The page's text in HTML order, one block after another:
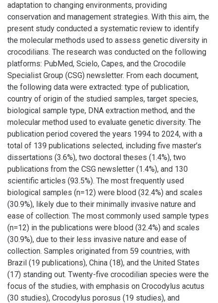
adaptation to changing environments, providing
conservation and management strategies. With this aim, the
present study conducted a systematic review to identify
the molecular methods used to assess genetic diversity in
crocodilians. The research was conducted on the following
platforms: PubMed, Scielo, Capes, and the Crocodile
Specialist Group (CSG) newsletter. From each document,
the following data were extracted: type of publication,
country of origin of the studied samples, target species,
biological sample type, DNA extraction method, and the
molecular method used to evaluate genetic diversity. The
publication period covered the years 1994 to 2024, with a
total of 139 publications selected, including five master’s
dissertations (3.6%), two doctoral theses (1.4%), two
publications from the CSG newsletter (1.4%), and 130
scientific articles (93.5%). The most frequently used
biological samples (n=12) were blood (32.4%) and scales
(30.9%), likely due to their minimally invasive nature and
ease of collection. The most commonly used sample types
(n=12) in the publications were blood (32.4%) and scales
(30.9%), due to their less invasive nature and ease of
collection. Samples originated from 59 countries, with
Brazil (19 publications), China (18), and the United States
(17) standing out. Twenty-five crocodilian species were the
focus of the studies, with emphasis on Crocodylus acutus
(30 studies), Crocodylus porosus (19 studies), and